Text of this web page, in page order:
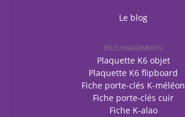
Le blog
TÉLÉCHARGEMENTS :
Plaquette K6 objet
Plaquette K6 flipboard
Fiche porte-clés K-méléon
Fiche porte-clés cuir
Fiche K-alao